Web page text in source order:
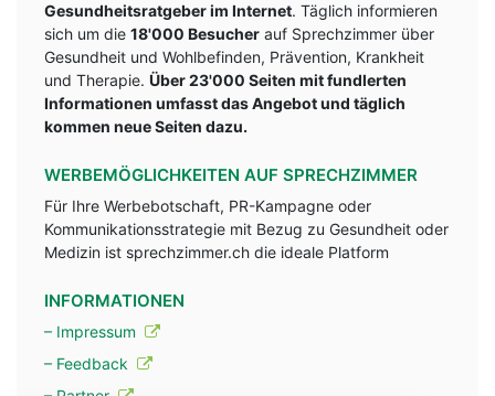
Gesundheitsratgeber im Internet. Täglich informieren
sich um die 18'000 Besucher auf Sprechzimmer über
Gesundheit und Wohlbefinden, Prävention, Krankheit
und Therapie. Über 23'000 Seiten mit fundlerten
Informationen umfasst das Angebot und täglich
kommen neue Seiten dazu.
WERBEMÖGLICHKEITEN AUF SPRECHZIMMER
Für Ihre Werbebotschaft, PR-Kampagne oder
Kommunikationsstrategie mit Bezug zu Gesundheit oder
Medizin ist sprechzimmer.ch die ideale Platform
INFORMATIONEN
– Impressum
– Feedback